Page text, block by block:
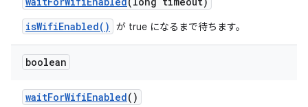
isWifiEnabled()
が true になるまで待ちます。
boolean
waitForWifiEnabled()